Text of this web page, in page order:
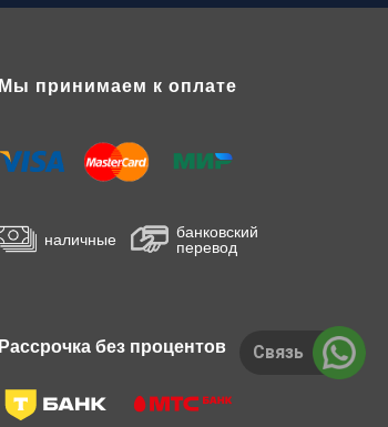
Мы принимаем к оплате
Рассрочка без процентов
банковский
перевод
наличные
Связь